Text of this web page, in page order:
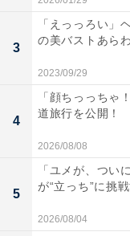
3
「えっっろい」
の美バストあら
2023/09/29
4
「顔ちっっちゃ
道旅行を公開！
2026/08/08
5
「ユメが、つい
が“立っち”に挑
2026/08/04